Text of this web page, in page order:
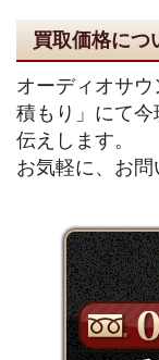
買取価格につ
オーディオサ
積もり」にて
伝えします。
お気軽に、お問